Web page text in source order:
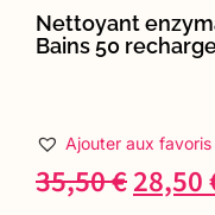
Nettoyant
Bains 50
Ajouter aux favoris
35,50€28,50